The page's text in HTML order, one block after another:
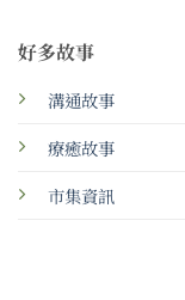
好多故事
溝通故事
療癒故事
市集資訊